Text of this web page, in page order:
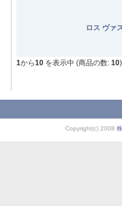
ロス ヴァ
1から10 を表示中 (商品の数: 10)
Copyright(c) 2008